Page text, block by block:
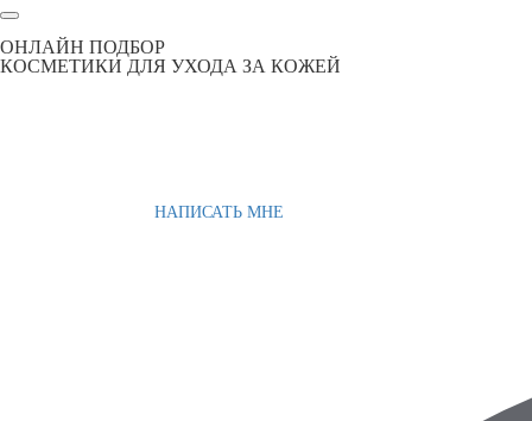
ОНЛАЙН ПОДБОР
КОСМЕТИКИ ДЛЯ УХОДА ЗА КОЖЕЙ
НАПИСАТЬ МНЕ